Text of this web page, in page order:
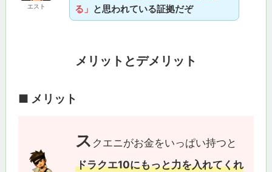
エスト
る」 と思われている証拠だぞ
メリットとデメリット
■ メリット
ス クエニがお金をいっぱい持つと
ドラクエ10にもっと力を入れてくれ